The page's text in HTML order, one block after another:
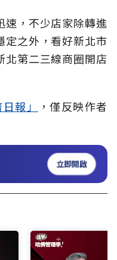
速，不少店家除轉進
定之外，看好新北市
北第二三線商圈開店
日報」
，僅反映作者
立即開啟